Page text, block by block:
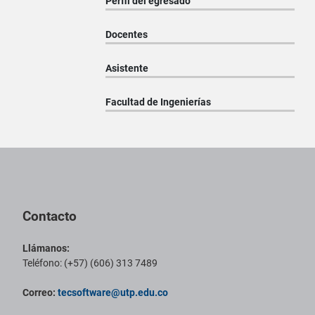
Docentes
Asistente
Facultad de Ingenierías
Contacto
Llámanos:
Teléfono: (+57) (606) 313 7489
Correo: tecsoftware@utp.edu.co